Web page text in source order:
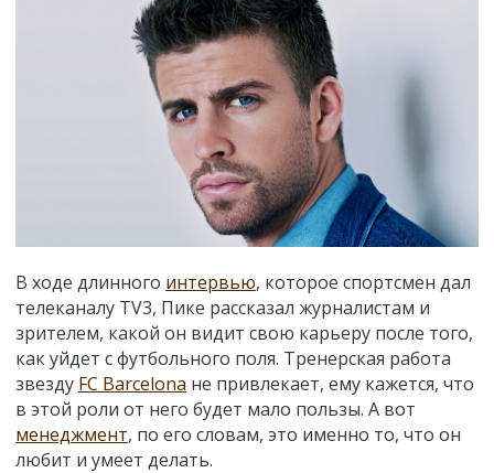
В ходе длинного интервью, которое спортсмен дал
телеканалу TV3, Пике рассказал журналистам и
зрителем, какой он видит свою карьеру после того,
как уйдет с футбольного поля. Тренерская работа
звезду FC Barcelona не привлекает, ему кажется, что
в этой роли от него будет мало пользы. А вот
менеджмент, по его словам, это именно то, что он
любит и умеет делать.